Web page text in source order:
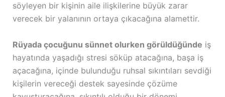
söyleyen bir kişinin aile ilişkilerine büyük zarar
verecek bir yalanının ortaya çıkacağına alamettir.
Rüyada çocuğunu sünnet olurken görüldüğünde iş
hayatında yaşadığı stresi söküp atacağına, başa iş
açacağına, içinde bulunduğu ruhsal sıkıntıları sevdiği
kişilerin vereceği destek sayesinde çözüme